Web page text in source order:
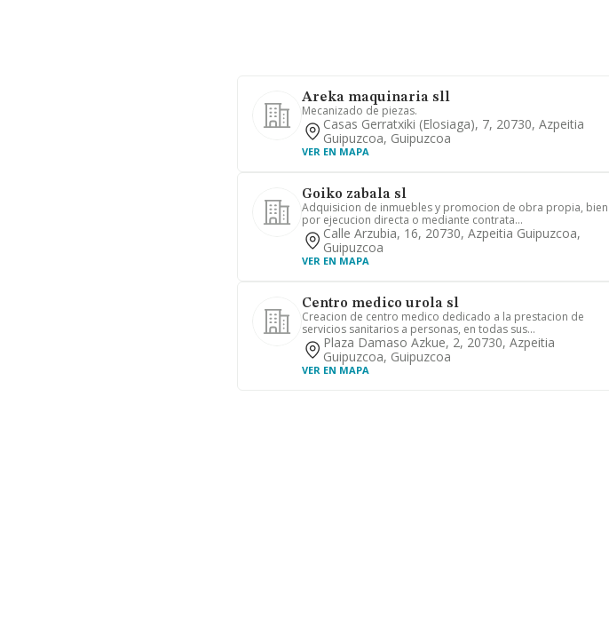
Areka maquinaria sll
Mecanizado de piezas.
Casas Gerratxiki (elosiaga), 7, 20730, Azpeitia
Guipuzcoa, Guipuzcoa
VER EN MAPA
Goiko zabala sl
Adquisicion de inmuebles y promocion de obra propia, bien
por ejecucion directa o mediante contrata...
Calle Arzubia, 16, 20730, Azpeitia Guipuzcoa,
Guipuzcoa
VER EN MAPA
Centro medico urola sl
Creacion de centro medico dedicado a la prestacion de
servicios sanitarios a personas, en todas sus...
Plaza Damaso Azkue, 2, 20730, Azpeitia
Guipuzcoa, Guipuzcoa
VER EN MAPA